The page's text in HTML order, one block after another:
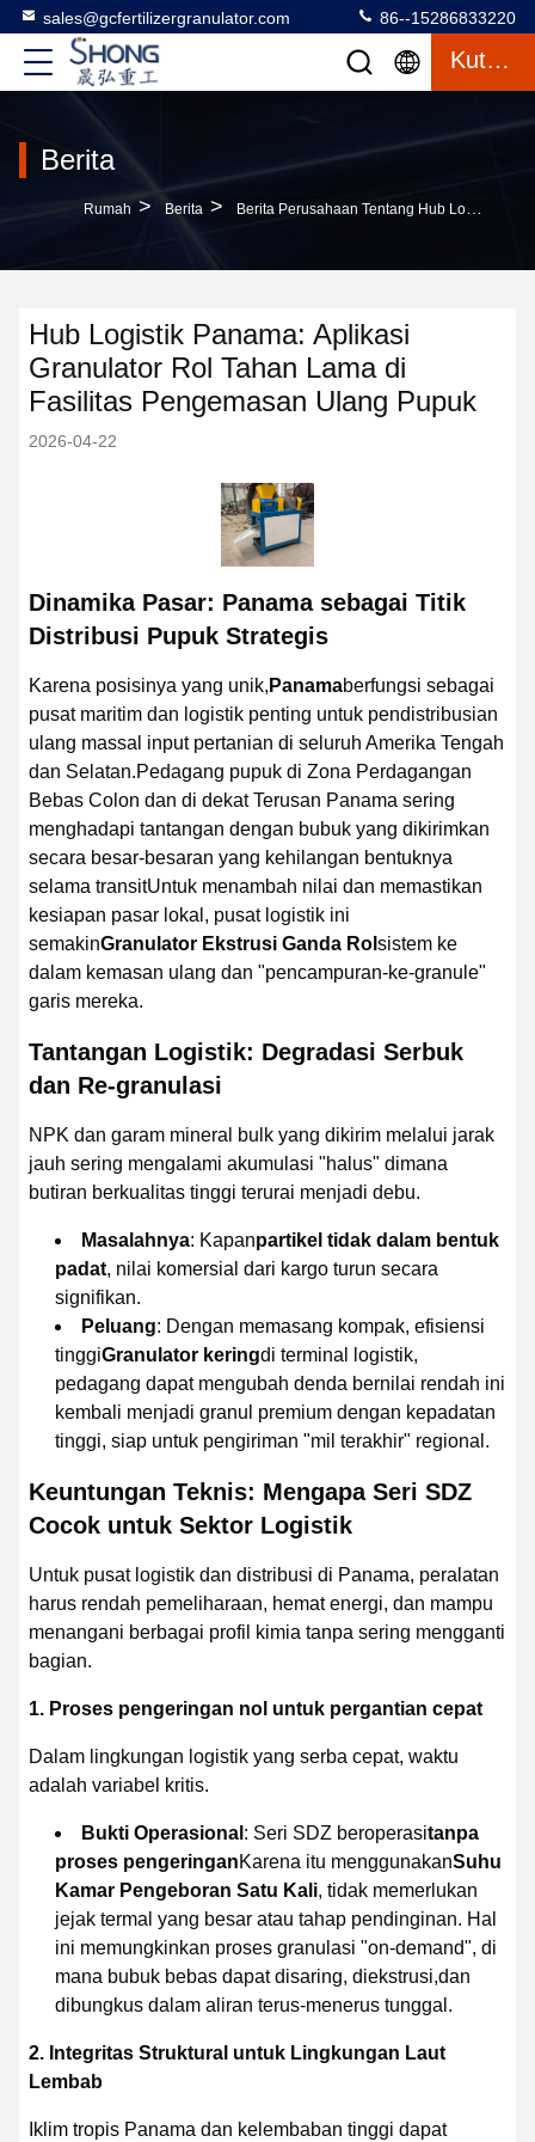
sales@gcfertilizergranulator.com 86--15286833220
Kutipan
Berita
Rumah > Berita > Berita Perusahaan Tentang Hub Logistik Panama: Aplikasi Granulator Rol Tahan Lama Di Fasilitas Pengemasan Ulang Pupuk
Hub Logistik Panama: Aplikasi
Granulator Rol Tahan Lama di
Fasilitas Pengemasan Ulang Pupuk
2026-04-22
Dinamika Pasar: Panama sebagai Titik
Distribusi Pupuk Strategis
Karena posisinya yang unik, Panamaberfungsi sebagai
pusat maritim dan logistik penting untuk pendistribusian
ulang massal input pertanian di seluruh Amerika Tengah
dan Selatan.Pedagang pupuk di Zona Perdagangan
Bebas Colon dan di dekat Terusan Panama sering
menghadapi tantangan dengan bubuk yang dikirimkan
secara besar-besaran yang kehilangan bentuknya
selama transitUntuk menambah nilai dan memastikan
kesiapan pasar lokal, pusat logistik ini
semakinGranulator Ekstrusi Ganda Rol sistem ke
dalam kemasan ulang dan "pencampuran-ke-granule"
garis mereka.
Tantangan Logistik: Degradasi Serbuk
dan Re-granulasi
NPK dan garam mineral bulk yang dikirim melalui jarak
jauh sering mengalami akumulasi "halus" dimana
butiran berkualitas tinggi terurai menjadi debu.
Masalahnya: Kapanpartikel tidak dalam bentuk
padat, nilai komersial dari kargo turun secara
signifikan.
Peluang: Dengan memasang kompak, efisiensi
tinggiGranulator keringdi terminal logistik,
pedagang dapat mengubah denda bernilai rendah ini
kembali menjadi granul premium dengan kepadatan
tinggi, siap untuk pengiriman "mil terakhir" regional.
Keuntungan Teknis: Mengapa Seri SDZ
Cocok untuk Sektor Logistik
Untuk pusat logistik dan distribusi di Panama, peralatan
harus rendah pemeliharaan, hemat energi, dan mampu
menangani berbagai profil kimia tanpa sering mengganti
bagian.
1. Proses pengeringan nol untuk pergantian cepat
Dalam lingkungan logistik yang serba cepat, waktu
adalah variabel kritis.
Bukti Operasional : Seri SDZ beroperasitanpa
proses pengeringanKarena itu menggunakanSuhu
Kamar Pengeboran Satu Kali, tidak memerlukan
jejak termal yang besar atau tahap pendinginan. Hal
ini memungkinkan proses granulasi "on-demand", di
mana bubuk bebas dapat disaring, diekstrusi,dan
dibungkus dalam aliran terus-menerus tunggal.
2. Integritas Struktural untuk Lingkungan Laut
Lembab
Iklim tropis Panama dan kelembaban tinggi dapat